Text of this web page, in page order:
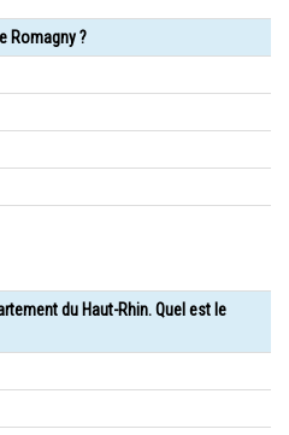
Romagny ?
du Haut-Rhin. Quel est le